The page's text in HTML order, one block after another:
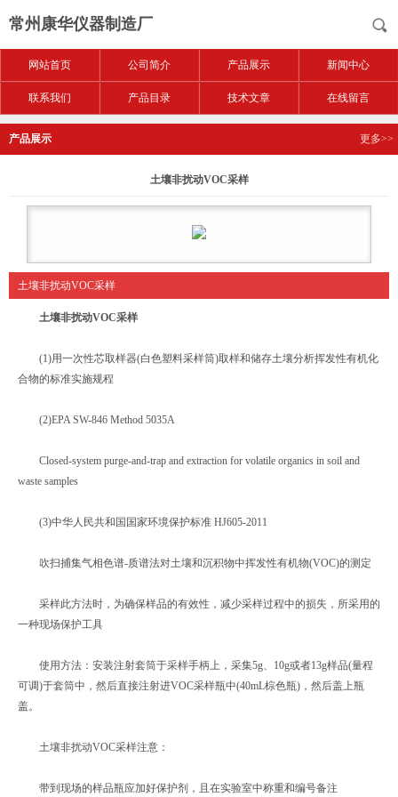
常州康华仪器制造厂
网站首页 公司简介 产品展示 新闻中心
联系我们 产品目录 技术文章 在线留言
产品展示 更多>>
土壤非扰动VOC采样
土壤非扰动VOC采样
土壤非扰动VOC采样
(1)用一次性芯取样器(白色塑料采样筒)取样和储存土壤分析挥发性有机化
合物的标准实施规程
(2)EPA SW-846 Method 5035A
Closed-system purge-and-trap and extraction for volatile organics in soil and
waste samples
(3)中华人民共和国国家环境保护标准 HJ605-2011
吹扫捕集气相色谱-质谱法对土壤和沉积物中挥发性有机物(VOC)的测定
采样此方法时，为确保样品的有效性，减少采样过程中的损失，所采用的
一种现场保护工具
使用方法：安装注射套筒于采样手柄上，采集5g、10g或者13g样品(量程
可调)于套筒中，然后直接注射进VOC采样瓶中(40mL棕色瓶)，然后盖上瓶
盖。
土壤非扰动VOC采样注意：
带到现场的样品瓶应加好保护剂，且在实验室中称重和编号备注